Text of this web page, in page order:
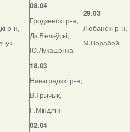
р-н,
08.04
Гродзенскі р-н,
Дз.Вінчэўскі,
Ю.Лукашэнка
29.03
Любанскі р-н,
М.Верабей
18.03
Наваградзкі р-н,
В.Грычык,
Г.Міндлін
02.04